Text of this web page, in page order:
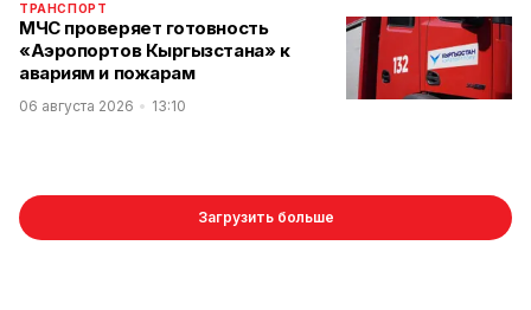
ТРАНСПОРТ
МЧС проверяет готовность
«Аэропортов Кыргызстана» к
авариям и пожарам
06 августа 2026 13:10
Загрузить больше